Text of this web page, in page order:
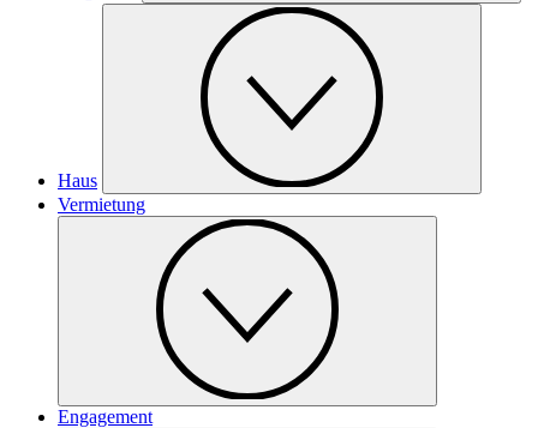
Haus
Vermietung
Engagement